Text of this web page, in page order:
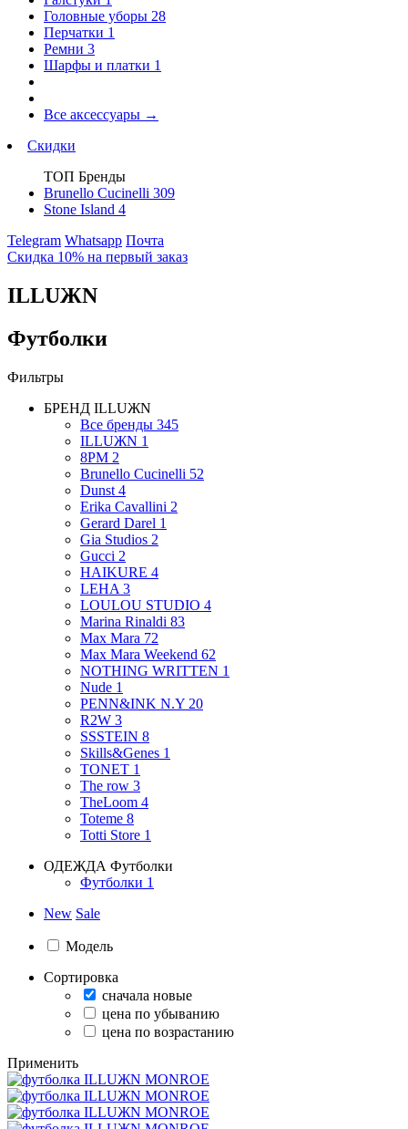
Головные уборы 28
Перчатки 1
Ремни 3
Шарфы и платки 1
Все аксессуары →
Скидки
ТОП Бренды
Brunello Cucinelli 309
Stone Island 4
Telegram Whatsapp Почта
Скидка 10% на первый заказ
ILLUЖN
Футболки
Фильтры
БРЕНД ILLUЖN
Все бренды 345
ILLUЖN 1
8PM 2
Brunello Cucinelli 52
Dunst 4
Erika Cavallini 2
Gerard Darel 1
Gia Studios 2
Gucci 2
HAIKURE 4
LEHA 3
LOULOU STUDIO 4
Marina Rinaldi 83
Max Mara 72
Max Mara Weekend 62
NOTHING WRITTEN 1
Nude 1
PENN&INK N.Y 20
R2W 3
SSSTEIN 8
Skills&Genes 1
TONET 1
The row 3
TheLoom 4
Toteme 8
Totti Store 1
ОДЕЖДА Футболки
Футболки 1
New Sale
Модель
Сортировка
сначала новые
цена по убыванию
цена по возрастанию
Применить